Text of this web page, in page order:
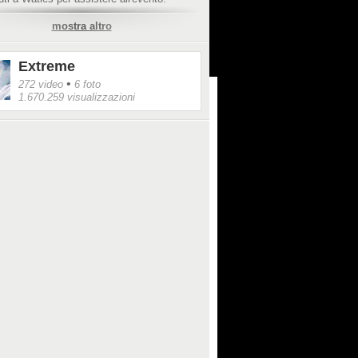
https://www.youtube.com/watch?
mostra altro
Extreme
272 video • 6 foto
1.670.259 visualizzazioni